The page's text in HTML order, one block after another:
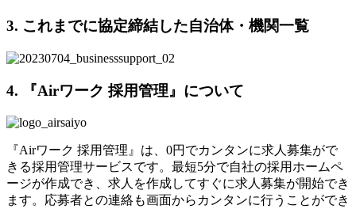
3. これまでに協定締結した自治体・機関一覧
4. 『Airワーク 採用管理』について
『Airワーク 採用管理』は、0円でカンタンに求人募集がで
きる採用管理サービスです。最短5分で自社の採用ホームペ
ージが作成でき、求人を作成してすぐに求人募集が開始でき
ます。応募者との連絡も画面からカンタンに行うことができ